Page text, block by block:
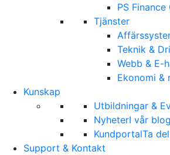
PS Finance
Tjänster
Teknik &
Webb & E-
Ekonomi &
Kunskap
Utbildningar &
NyheterI vår
KundportalTa
Support & Kontakt